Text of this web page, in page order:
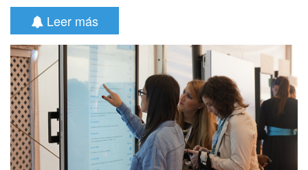
Leer más